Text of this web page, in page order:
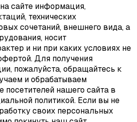
сайте информация,
технических
сочетаний, внешнего вида, а
носит
и ни при каких условиях не
Для получения
пожалуйста, обращайтесь к
и обрабатываем
посетителей нашего сайта в
политикой. Если вы не
своих персональных